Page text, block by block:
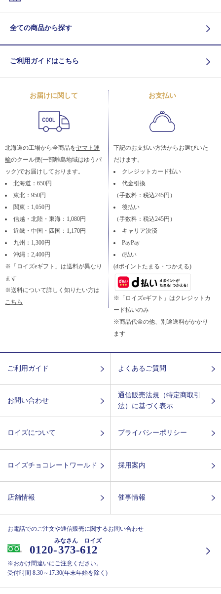
全ての商品から探す
ご利用ガイドはこちら
お届けに関して
北海道の工場から全商品をヤマト運
輸のクール便(一部離島地域はゆうパ
ック)でお届けしております。
北海道：650円
東北：950円
関東：1,050円
信越・北陸・東海：1,080円
近畿・中国・四国：1,170円
九州：1,300円
沖縄：2,400円
※「ロイズeギフト」は送料が異なり
ます
※送料について詳しく知りたい方は
こちら
お支払い
下記のお支払い方法からお選びいた
だけます。
クレジットカード払い
代金引換
（手数料：税込245円）
後払い
（手数料：税込245円）
キャリア決済
PayPay
d払い
(dポイントたまる・つかえる)
※「ロイズeギフト」はクレジットカ
ード払いのみ
※商品代金の他、別途送料がかかり
ます
ご利用ガイド よくあるご質問
お問い合わせ
通信販売法規（特定商取引
法）に基づく表示
ロイズについて プライバシーポリシー
ロイズチョコレートワールド 採用案内
店舗情報 催事情報
お電話でのご注文や通信販売に関するお問い合わせ
0120-373-612
みなさん ロイズ
※おかけ間違いにご注意ください。
受付時間 8:30～17:30(年末年始を除く)